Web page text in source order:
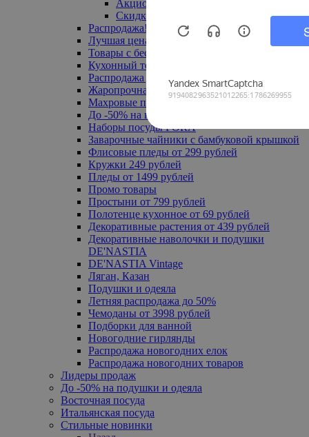
Акционные товары
Скидка 20% по промокоду
Распродажа! Ульяновск до -70%
Лучшая цена
Товары с бесплатной доставкой
Кухонный текстиль
Распродажа до -50%
Жаропрочная посуда
Махровые полотенца
До -50% на ковры
Наборы посуды FORA
Заварочные чайники с бамбуковой крышкой
Флисовые пледы от 299 рублей
Кружки 249 рублей
Пледы от 1499 рублей
Промо товары
Простыни от 799 рублей
Полотенце кухонное от 69 рублей
Декоративные растения от 439 рублей
Декоративные наволочки и подушки
DE'NASTIA
DE'NASTIA Vintage
Ляган, Казан
Подушки и одеяла
Летняя распродажа до 50%
Чемоданы от 3998 рублей
Подборки для ванной
Новогодние гирлянды
Распродажа новогодних елок
Распродажа новогодних товаров
Лидеры продаж
До -50% на подушки и одеяла
Восточная посуда
Итальянская посуда
Стильные новинки